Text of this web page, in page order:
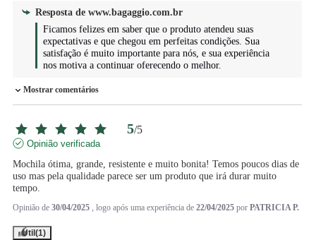
Resposta de www.bagaggio.com.br
Ficamos felizes em saber que o produto atendeu suas
expectativas e que chegou em perfeitas condições. Sua
satisfação é muito importante para nós, e sua experiência
nos motiva a continuar oferecendo o melhor.
Mostrar comentários
5/5
Opinião verificada
Mochila ótima, grande, resistente e muito bonita! Temos poucos dias de
uso mas pela qualidade parece ser um produto que irá durar muito
tempo.
Opinião de 30/04/2025 , logo após uma experiência de 22/04/2025 por PATRICIA P.
Útil(1)